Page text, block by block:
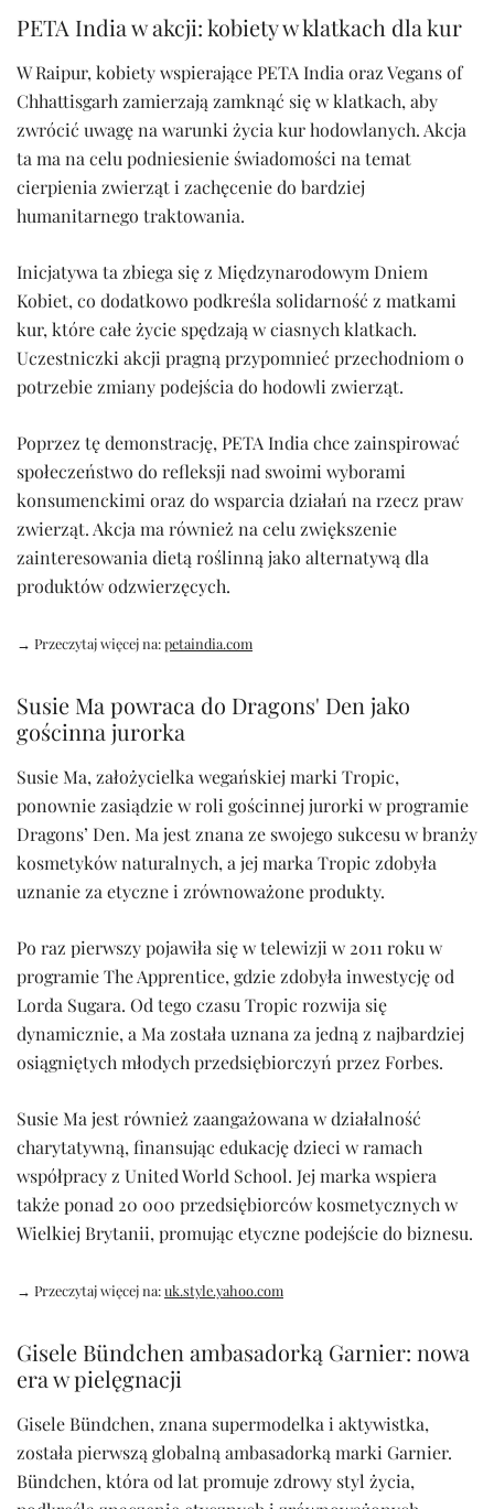
PETA India w akcji: kobiety w klatkach dla kur
W Raipur, kobiety wspierające PETA India oraz Vegans of
Chhattisgarh zamierzają zamknąć się w klatkach, aby
zwrócić uwagę na warunki życia kur hodowlanych. Akcja
ta ma na celu podniesienie świadomości na temat
cierpienia zwierząt i zachęcenie do bardziej
humanitarnego traktowania.
Inicjatywa ta zbiega się z Międzynarodowym Dniem
Kobiet, co dodatkowo podkreśla solidarność z matkami
kur, które całe życie spędzają w ciasnych klatkach.
Uczestniczki akcji pragną przypomnieć przechodniom o
potrzebie zmiany podejścia do hodowli zwierząt.
Poprzez tę demonstrację, PETA India chce zainspirować
społeczeństwo do refleksji nad swoimi wyborami
konsumenckimi oraz do wsparcia działań na rzecz praw
zwierząt. Akcja ma również na celu zwiększenie
zainteresowania dietą roślinną jako alternatywą dla
produktów odzwierzęcych.
→ Przeczytaj więcej na:petaindia.com
Susie Ma powraca do Dragons' Den jako
gościnna jurorka
Susie Ma, założycielka wegańskiej marki Tropic,
ponownie zasiądzie w roli gościnnej jurorki w programie
Dragons’ Den. Ma jest znana ze swojego sukcesu w branży
kosmetyków naturalnych, a jej marka Tropic zdobyła
uznanie za etyczne i zrównoważone produkty.
Po raz pierwszy pojawiła się w telewizji w 2011 roku w
programie The Apprentice, gdzie zdobyła inwestycję od
Lorda Sugara. Od tego czasu Tropic rozwija się
dynamicznie, a Ma została uznana za jedną z najbardziej
osiągniętych młodych przedsiębiorczyń przez Forbes.
Susie Ma jest również zaangażowana w działalność
charytatywną, finansując edukację dzieci w ramach
współpracy z United World School. Jej marka wspiera
także ponad 20 000 przedsiębiorców kosmetycznych w
Wielkiej Brytanii, promując etyczne podejście do biznesu.
→ Przeczytaj więcej na:uk.style.yahoo.com
Gisele Bündchen ambasadorką Garnier: nowa
era w pielęgnacji
Gisele Bündchen, znana supermodelka i aktywistka,
została pierwszą globalną ambasadorką marki Garnier.
Bündchen, która od lat promuje zdrowy styl życia,